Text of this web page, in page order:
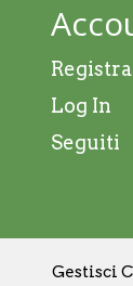
Gestisci
Log In
Seguiti